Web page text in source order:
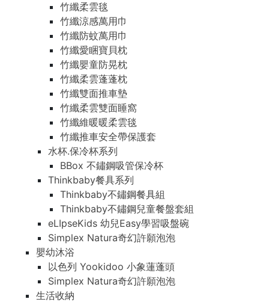
竹纖柔雲毯
竹纖涼感萬用巾
竹纖防蚊萬用巾
竹纖愛睏寶貝枕
竹纖嬰童防晃枕
竹纖柔雲蓬蓬枕
竹纖雙面推車墊
竹纖柔雲雙面睡窩
竹纖維暖暖柔雲毯
竹纖推車安全帶保護套
水杯.保冷杯系列
BBox 不鏽鋼吸管保冷杯
Thinkbaby餐具系列
Thinkbaby不鏽鋼餐具組
Thinkbaby不鏽鋼兒童餐盤套組
eLIpseKids 幼兒Easy學習吸盤碗
Simplex Natura奇幻許願泡泡
嬰幼沐浴
以色列 Yookidoo 小象蓮蓬頭
Simplex Natura奇幻許願泡泡
生活收納